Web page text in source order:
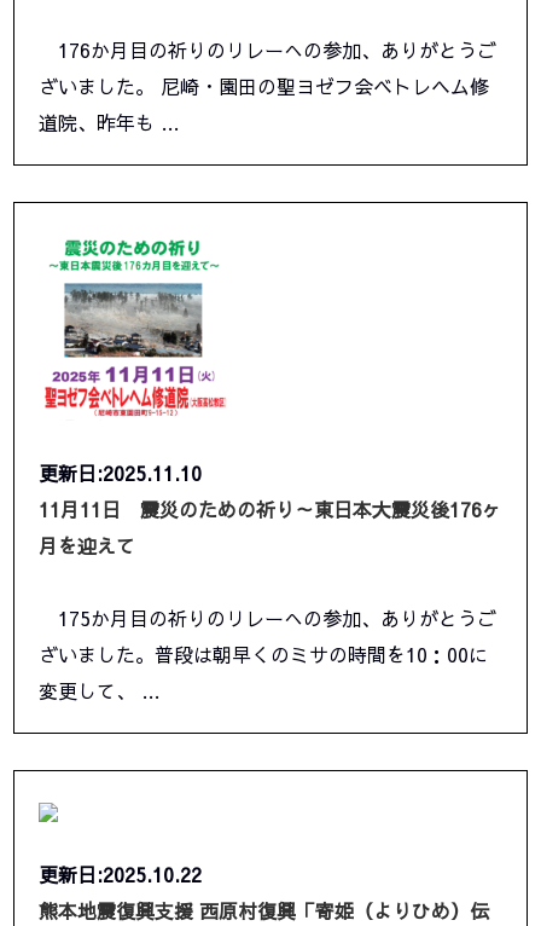
176か月目の祈りのリレーへの参加、ありがとうご
ざいました。 尼崎・園田の聖ヨゼフ会ベトレヘム修
道院、昨年も …
更新日:2025.11.10
11月11日 震災のための祈り～東日本大震災後176ヶ
月を迎えて
175か月目の祈りのリレーへの参加、ありがとうご
ざいました。普段は朝早くのミサの時間を10：00に
変更して、 …
更新日:2025.10.22
熊本地震復興支援 西原村復興「寄姫（よりひめ）伝